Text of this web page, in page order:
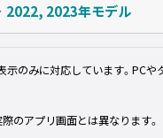
2022, 2023年モデル
示のみに対応しています。PCや
のアプリ画面とは異なります。